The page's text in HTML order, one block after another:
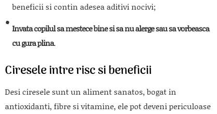
beneficii si contin adesea aditivi nocivi;
Invata copilul sa mestece bine si sa nu alerge sau sa vorbeasca
cu gura plina.
Ciresele intre risc si beneficii
Desi ciresele sunt un aliment sanatos, bogat in
antioxidanti, fibre si vitamine, ele pot deveni periculoase